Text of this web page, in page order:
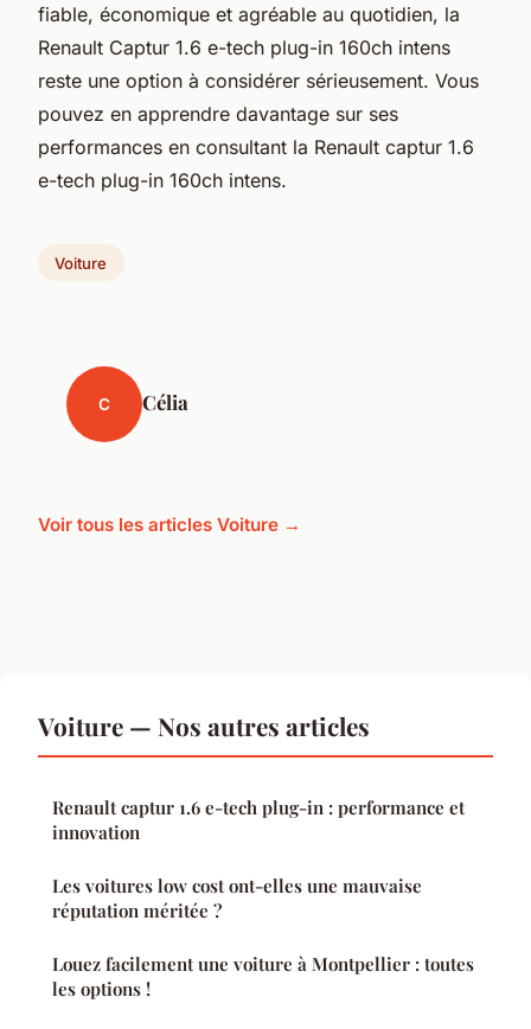
fiable, économique et agréable au quotidien, la
Renault Captur 1.6 e-tech plug-in 160ch intens
reste une option à considérer sérieusement. Vous
pouvez en apprendre davantage sur ses
performances en consultant la Renault captur 1.6
e-tech plug-in 160ch intens.
Voiture
C Célia
Voir tous les articles Voiture →
Voiture — Nos autres articles
Renault captur 1.6 e-tech plug-in : performance et
innovation
Les voitures low cost ont-elles une mauvaise
réputation méritée ?
Louez facilement une voiture à Montpellier : toutes
les options !